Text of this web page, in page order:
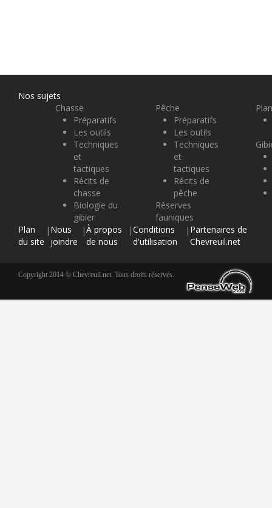
Nos sujets
Chasse
Préparatifs
Les outils
Techniques
et
tactiques
Récits de
chasse
Biologie du
gibier
Pêche
Préparatifs
Les outils
Techniques
et
tactiques
Récits de
pêche
Réserves
fauniques
Plan
du site
| Nous
joindre
|À propos
de nous
|Conditions
d'utilisation
| Partenaires de
Chevreuil.net
Copyright 2014 © Chevreuil.net. Tous droits réservés.